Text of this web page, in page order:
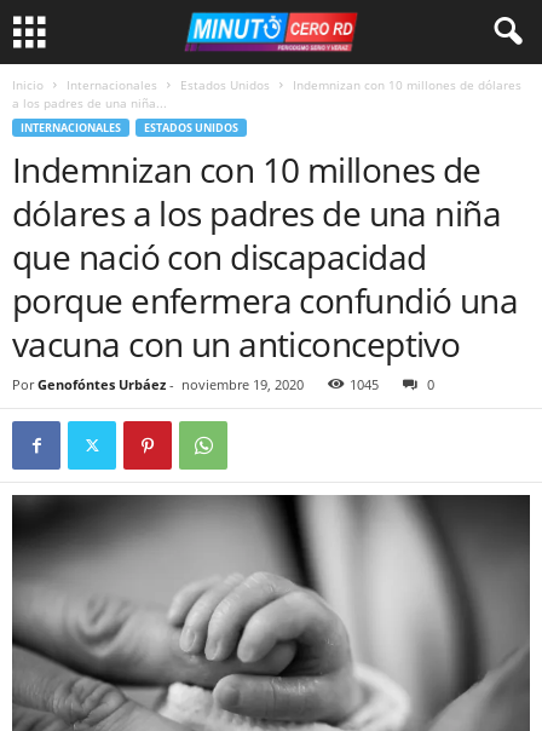
Inicio Internacionales Estados Unidos
Indemnizan con 10 millones de dólares
a los padres de una niña...
INTERNACIONALES ESTADOS UNIDOS
Indemnizan con 10 millones de
dólares a los padres de una niña
que nació con discapacidad
porque enfermera confundió una
vacuna con un anticonceptivo
Por Genofóntes Urbáez - noviembre 19, 2020 1045 0